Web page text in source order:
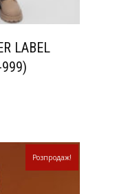
LABEL
Розпродаж!